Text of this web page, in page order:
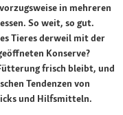
in mehreren
So weit, so gut.
Tieres derweil mit der
Konserve?
frisch bleibt, und
Tendenzen von
und Hilfsmitteln.